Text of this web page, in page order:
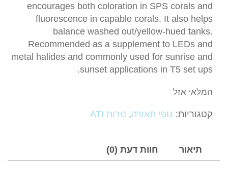
encourages both coloration in SPS corals and
fluorescence in capable corals. It also helps
balance washed out/yellow-hued tanks.
Recommended as a supplement to LEDs and
metal halides and commonly used for sunrise and
sunset applications in T5 set ups.
המלאי אזל
קטגוריות: גופי תאורה, נורות ATI
תיאור חוות דעת (0)